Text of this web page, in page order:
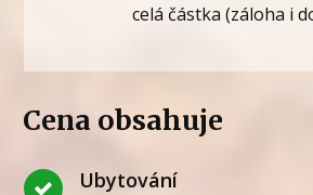
celá částka (záloha i
Cena obsahuje
Ubytování